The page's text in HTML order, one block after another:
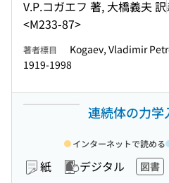
V.P.コガエフ 著, 大橋義夫 訳
<M233-87>
著者標目 Kogaev, Vladimir
1919-1998
連続体の力学
紙 デジタル 図書
インターネットで読める